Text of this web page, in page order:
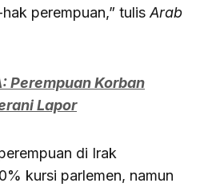
perempuan,” tulis Arab
Perempuan Korban
Lapor
di Irak
kursi parlemen, namun